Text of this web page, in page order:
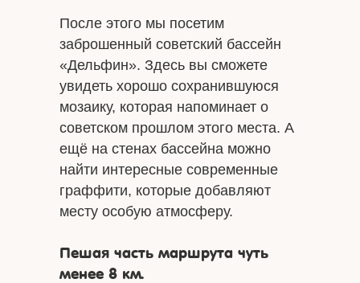
После этого мы посетим
заброшенный советский бассейн
«Дельфин». Здесь вы сможете
увидеть хорошо сохранившуюся
мозаику, которая напоминает о
советском прошлом этого места. А
ещё на стенах бассейна можно
найти интересные современные
граффити, которые добавляют
месту особую атмосферу.
Пешая часть маршрута чуть
менее 8 км.